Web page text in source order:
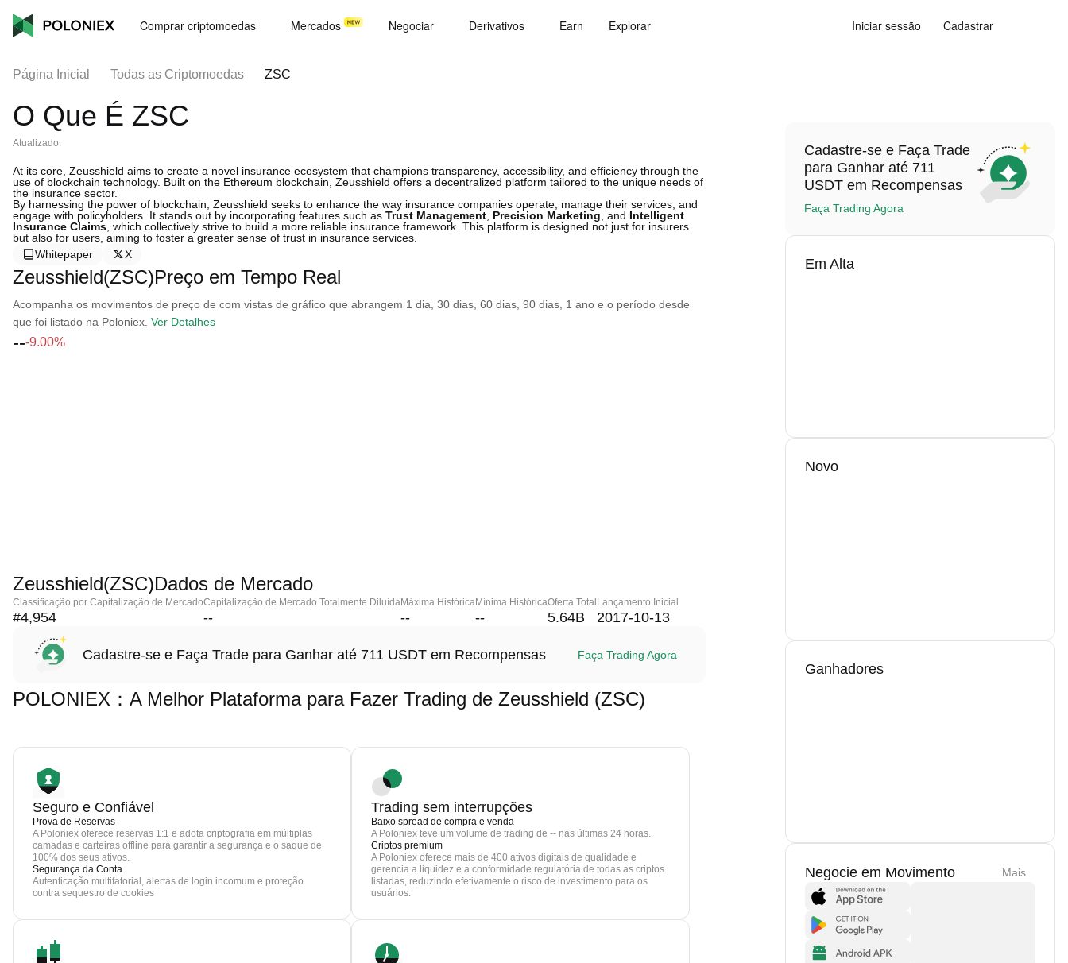
Comprar criptomoedas Mercados Negociar Derivativos Earn Explorar Iniciar sessão Cadastrar
Página Inicial Todas as Criptomoedas ZSC
O Que É ZSC
Atualizado:
At its core, Zeusshield aims to create a novel insurance ecosystem that champions transparency, accessibility, and efficiency through the
use of blockchain technology. Built on the Ethereum blockchain, Zeusshield offers a decentralized platform tailored to the unique needs of
the insurance sector.
By harnessing the power of blockchain, Zeusshield seeks to enhance the way insurance companies operate, manage their services, and
engage with policyholders. It stands out by incorporating features such as Trust Management Precision Marketing , and Intelligent
Insurance Claims , which collectively strive to build a more reliable insurance framework. This platform is designed not just for insurers
but also for users, aiming to foster a greater sense of trust in insurance services.
Whitepaper
X
Zeusshield(ZSC)Preço em Tempo Real
Acompanha os movimentos de preço de com vistas de gráfico que abrangem 1 dia, 30 dias, 60 dias, 90 dias, 1 ano e o período desde
que foi listado na Poloniex. Ver Detalhes
---9.00%
Zeusshield(ZSC)Dados de Mercado
Classificação por Capitalização de Mercado
#4,954
Capitalização de Mercado Totalmente Diluída
--
Máxima Histórica
--
Mínima Histórica
--
Oferta Total
5.64B
Lançamento Inicial
2017-10-13
Cadastre-se e Faça Trade para Ganhar até 711 USDT em Recompensas Faça Trading Agora
POLONIEX：A Melhor Plataforma para Fazer Trading de Zeusshield (ZSC)
Seguro e Confiável
Prova de Reservas
A Poloniex oferece reservas 1:1 e adota criptografia em múltiplas
camadas e carteiras offline para garantir a segurança e o saque de
100% dos seus ativos.
Segurança da Conta
Autenticação multifatorial, alertas de login incomum e proteção
contra sequestro de cookies
Trading sem interrupções
Baixo spread de compra e venda
A Poloniex teve um volume de trading de -- nas últimas 24 horas.
Criptos premium
A Poloniex oferece mais de 400 ativos digitais de qualidade e
gerencia a liquidez e a conformidade regulatória de todas as criptos
listadas, reduzindo efetivamente o risco de investimento para os
usuários.
Cadastre-se e Faça Trade
para Ganhar até 711
USDT em Recompensas
Faça Trading Agora
Em Alta
Novo
Ganhadores
Negocie em Movimento Mais